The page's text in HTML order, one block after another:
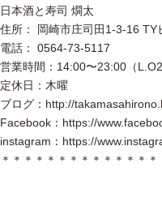
日本酒と寿司 燗太
住所： 岡崎市庄司田1-3-16 TY
電話： 0564-73-5117
営業時間：14:00〜23:00（
定休日：木曜
ブログ：http://
Facebook：https://
instagram：https://
＊＊＊＊＊＊＊＊＊＊＊＊＊